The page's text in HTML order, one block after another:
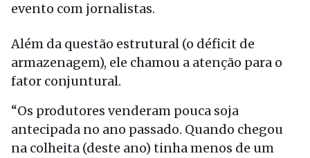
evento com jornalistas.
Além da questão estrutural (o déficit de
armazenagem), ele chamou a atenção para o
fator conjuntural.
“Os produtores venderam pouca soja
antecipada no ano passado. Quando chegou
na colheita (deste ano) tinha menos de um